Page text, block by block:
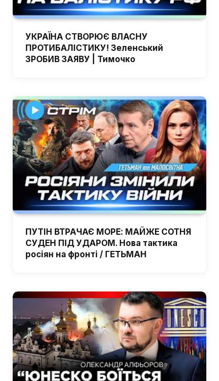
УКРАЇНА СТВОРЮЄ ВЛАСНУ
ПРОТИБАЛІСТИКУ! Зеленський
ЗРОБИВ ЗАЯВУ | Тимочко
ПУТІН ВТРАЧАЄ МОРЕ: МАЙЖЕ СОТНЯ
СУДЕН ПІД УДАРОМ. Нова тактика
росіян на фронті / ГЕТЬМАН